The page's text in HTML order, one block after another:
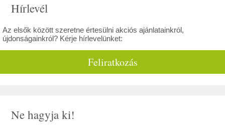
Hírlevél
Az elsők között szeretne értesülni akciós ajánlatainkról,
újdonságainkról? Kérje hírlevelünket:
Feliratkozás
Ne hagyja ki!